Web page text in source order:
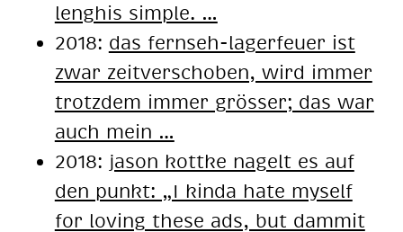
lenghis simp­le. …
2018: das fern­seh-la­ger­feu­er ist
zwar zeit­ver­scho­ben, wird im­mer
trotz­dem im­mer grös­ser; das war
auch mein …
2018: ja­son kott­ke na­gelt es auf
den punkt: „I kin­da hate mys­elf
for lo­ving the­se ads, but dam­mit